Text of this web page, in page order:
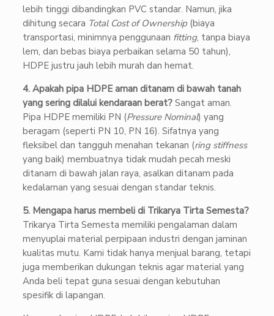
lebih tinggi dibandingkan PVC standar. Namun, jika
dihitung secara Total Cost of Ownership (biaya
transportasi, minimnya penggunaan fitting, tanpa biaya
lem, dan bebas biaya perbaikan selama 50 tahun),
HDPE justru jauh lebih murah dan hemat.
4. Apakah pipa HDPE aman ditanam di bawah tanah
yang sering dilalui kendaraan berat? Sangat aman.
Pipa HDPE memiliki PN (Pressure Nominal) yang
beragam (seperti PN 10, PN 16). Sifatnya yang
fleksibel dan tangguh menahan tekanan (ring stiffness
yang baik) membuatnya tidak mudah pecah meski
ditanam di bawah jalan raya, asalkan ditanam pada
kedalaman yang sesuai dengan standar teknis.
5. Mengapa harus membeli di Trikarya Tirta Semesta?
Trikarya Tirta Semesta memiliki pengalaman dalam
menyuplai material perpipaan industri dengan jaminan
kualitas mutu. Kami tidak hanya menjual barang, tetapi
juga memberikan dukungan teknis agar material yang
Anda beli tepat guna sesuai dengan kebutuhan
spesifik di lapangan.